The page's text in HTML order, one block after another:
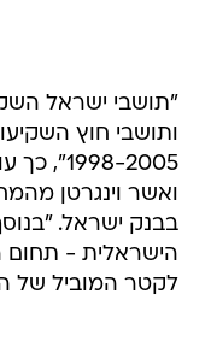
1998-
ואשר וינגרטן
בבנק ישראל.
הישראלית - תחום
לקטר המוביל של